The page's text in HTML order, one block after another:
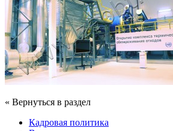
« Вернуться в раздел
Кадровая политика